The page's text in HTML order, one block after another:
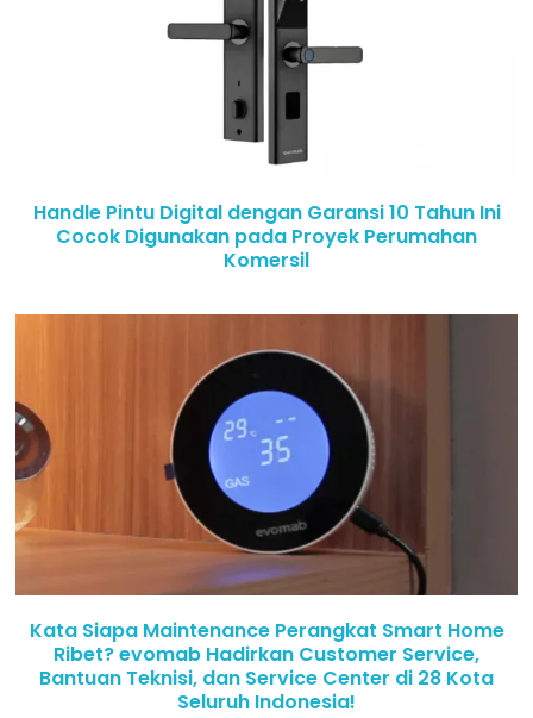
Handle Pintu Digital dengan Garansi 10 Tahun Ini
Cocok Digunakan pada Proyek Perumahan
Komersil
Kata Siapa Maintenance Perangkat Smart Home
Ribet? evomab Hadirkan Customer Service,
Bantuan Teknisi, dan Service Center di 28 Kota
Seluruh Indonesia!